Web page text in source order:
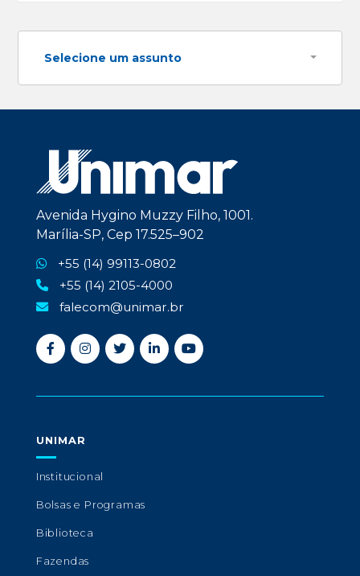
Selecione um assunto
Avenida Hygino Muzzy Filho, 1001.
Marília-SP, Cep 17.525–902
+55 (14) 99113-0802
+55 (14) 2105-4000
falecom@unimar.br
UNIMAR
Institucional
Bolsas e Programas
Biblioteca
Fazendas